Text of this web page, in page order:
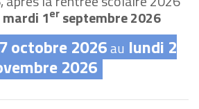
mardi 1er septembre 2026
octobre 2026au lundi 2
2026